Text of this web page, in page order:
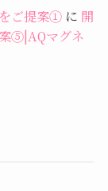
ご提案①に 開
⑤|AQマグネ